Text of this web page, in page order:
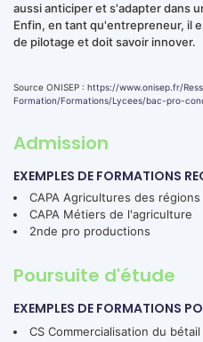
aussi anticiper et s'adapter dans
Enfin, en tant qu'entrepreneur, il
de pilotage et doit savoir innover.
Source ONISEP : https://www.onisep.fr/
Formation/Formations/Lycees/bac-pro-
Admission
EXEMPLES DE FORMATIONS
CAPA Agricultures des
CAPA Métiers de l'agriculture
2nde pro productions
Poursuite d'étude
EXEMPLES DE FORMATIONS
CS Commercialisation du